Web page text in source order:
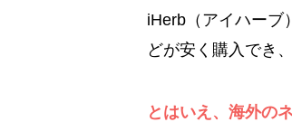
iHerb（アイハーブ
どが安く購入でき
とはいえ、海外の